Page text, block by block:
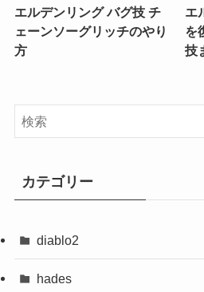
エルデンリング バグ技 チ
ェーンソーグリッチのやり
方
エ
を
技
カテゴリー
diablo2
hades